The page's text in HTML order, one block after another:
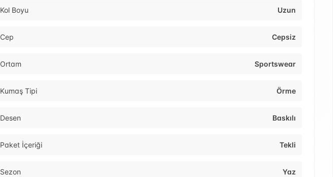
Kol Boyu Uzun
Cep Cepsiz
Ortam Sportswear
Kumaş Tipi Örme
Desen Baskılı
Paket İçeriği Tekli
Sezon Yaz